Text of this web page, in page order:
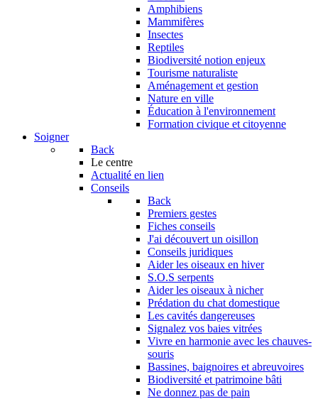
Amphibiens
Mammifères
Insectes
Reptiles
Biodiversité notion enjeux
Tourisme naturaliste
Aménagement et gestion
Nature en ville
Éducation à l'environnement
Formation civique et citoyenne
Soigner
Back
Le centre
Actualité en lien
Conseils
Back
Premiers gestes
Fiches conseils
J'ai découvert un oisillon
Conseils juridiques
Aider les oiseaux en hiver
S.O.S serpents
Aider les oiseaux à nicher
Prédation du chat domestique
Les cavités dangereuses
Signalez vos baies vitrées
Vivre en harmonie avec les chauves-
souris
Bassines, baignoires et abreuvoires
Biodiversité et patrimoine bâti
Ne donnez pas de pain